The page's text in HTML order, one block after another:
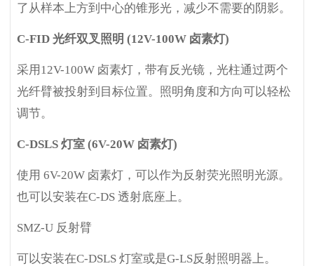
了从样本上方到中心的锥形光，减少不需要的阴影。
C-FID 光纤双叉照明 (12V-100W 卤素灯)
采用12V-100W 卤素灯，带有反光镜，光柱通过两个
光纤臂被投射到目标位置。照明角度和方向可以轻松
调节。
C-DSLS 灯室 (6V-20W 卤素灯)
使用 6V-20W 卤素灯，可以作为反射荧光照明光源。
也可以安装在C-DS 透射底座上。
SMZ-U 反射臂
可以安装在C-DSLS 灯室或是G-LS反射照明器上。